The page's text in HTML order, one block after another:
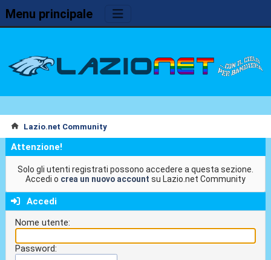
Menu principale
Lazio.net Community
Attenzione!
Solo gli utenti registrati possono accedere a questa sezione.
Accedi o crea un nuovo account su Lazio.net Community
Accedi
Nome utente:
Password: